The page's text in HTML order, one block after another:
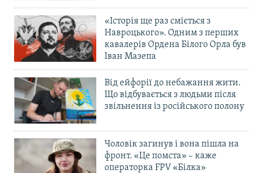
«Історія ще раз сміється з
Навроцького». Одним з перших
кавалерів Ордена Білого Орла був
Іван Мазепа
Від ейфорії до небажання жити.
Що відбувається з людьми після
звільнення із російського полону
Чоловік загинув і вона пішла на
фронт. «Це помста» – каже
операторка FPV «Білка»